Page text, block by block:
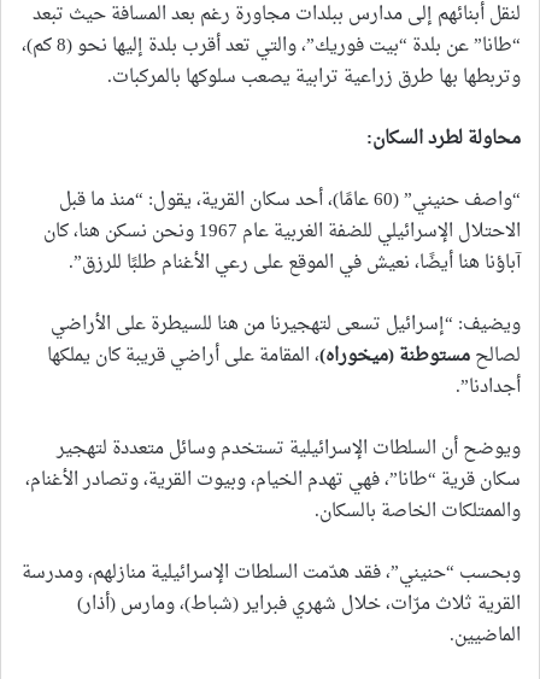
لنقل أبنائهم إلى مدارس ببلدات مجاورة رغم بعد المسافة حيث تبعد
“طانا” عن بلدة “بيت فوريك”، والتي تعد أقرب بلدة إليها نحو (8 كم)،
وتربطها بها طرق زراعية ترابية يصعب سلوكها بالمركبات.
محاولة لطرد السكان:
“واصف حنيني” (60 عامًا)، أحد سكان القرية، يقول: “منذ ما قبل
الاحتلال الإسرائيلي للضفة الغربية عام 1967 ونحن نسكن هنا، كان
آباؤنا هنا أيضًا، نعيش في الموقع على رعي الأغنام طلبًا للرزق”.
ويضيف: “إسرائيل تسعى لتهجيرنا من هنا للسيطرة على الأراضي
لصالحمستوطنة (ميخوراه)، المقامة على أراضي قريبة كان يملكها
أجدادنا”.
ويوضح أن السلطات الإسرائيلية تستخدم وسائل متعددة لتهجير
سكان قرية “طانا”، فهي تهدم الخيام، وبيوت القرية، وتصادر الأغنام،
والممتلكات الخاصة بالسكان.
وبحسب “حنيني”، فقد هدّمت السلطات الإسرائيلية منازلهم، ومدرسة
القرية ثلاث مرّات، خلال شهري فبراير (شباط)، ومارس (أذار)
الماضيين.